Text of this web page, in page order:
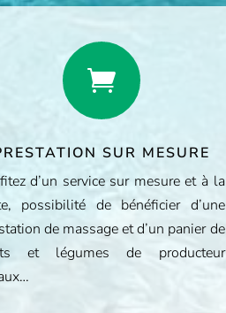

SUR MESURE
d’un service sur mesure et à la
possibilité de bénéficier d’une
de massage et d’un panier de
et légumes de producteur